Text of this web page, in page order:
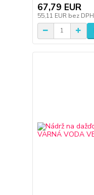
67,79 EUR
55,11 EUR bez DPH